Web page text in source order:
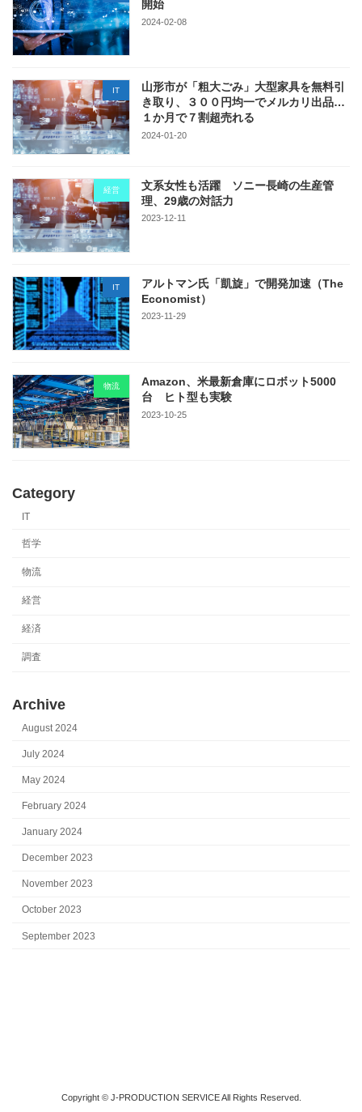
開始
2024-02-08
IT
山形市が「粗大ごみ」大型家具を無料引
き取り、３００円均一でメルカリ出品…
１か月で７割超売れる
2024-01-20
経営
文系女性も活躍 ソニー長崎の生産管
理、29歳の対話力
2023-12-11
IT
アルトマン氏「凱旋」で開発加速（The
Economist）
2023-11-29
物流
Amazon、米最新倉庫にロボット5000
台 ヒト型も実験
2023-10-25
Category
IT
哲学
物流
経営
経済
調査
Archive
August 2024
July 2024
May 2024
February 2024
January 2024
December 2023
November 2023
October 2023
September 2023
Copyright © J-PRODUCTION SERVICE All Rights Reserved.